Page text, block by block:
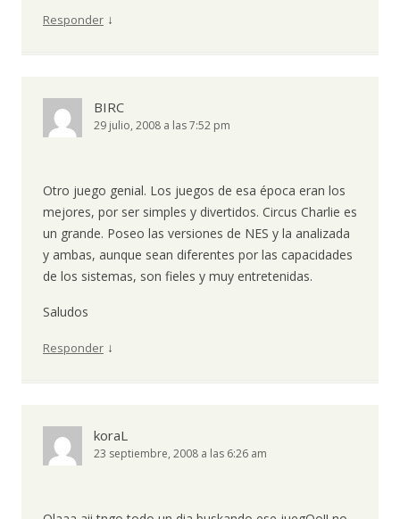
Responder ↓
BIRC
29 julio, 2008 a las 7:52 pm
Otro juego genial. Los juegos de esa época eran los
mejores, por ser simples y divertidos. Circus Charlie es
un grande. Poseo las versiones de NES y la analizada
y ambas, aunque sean diferentes por las capacidades
de los sistemas, son fieles y muy entretenidas.
Saludos
Responder ↓
koraL
23 septiembre, 2008 a las 6:26 am